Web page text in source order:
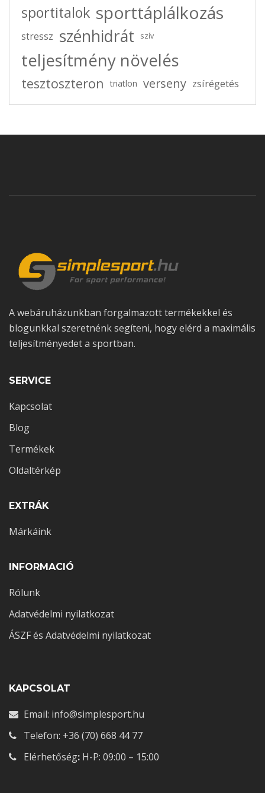
sportitalok sporttáplálkozás
stressz szénhidrát szív
teljesítmény növelés
tesztoszteron triatlon verseny zsírégetés
A webáruházunkban forgalmazott termékekkel és
blogunkkal szeretnénk segíteni, hogy elérd a maximális
teljesítményedet a sportban.
SERVICE
Kapcsolat
Blog
Termékek
Oldaltérkép
EXTRÁK
Márkáink
INFORMACIÓ
Rólunk
Adatvédelmi nyilatkozat
ÁSZF és Adatvédelmi nyilatkozat
KAPCSOLAT
Email: info@simplesport.hu
Telefon: +36 (70) 668 44 77
Elérhetőség: H-P: 09:00 – 15:00